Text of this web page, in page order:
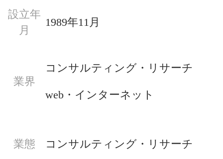
設立年
月
1989年11月
業界
コンサルティング・リサーチ
web・インターネット
業態 コンサルティング・リサーチ